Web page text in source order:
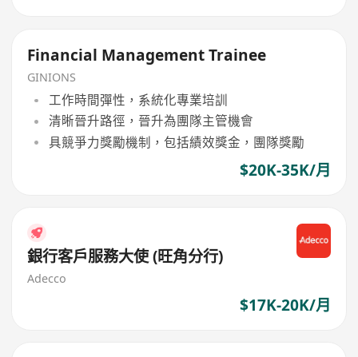
Financial Management Trainee
GINIONS
工作時間彈性，系統化專業培訓
清晰晉升路徑，晉升為團隊主管機會
具競爭力獎勵機制，包括績效獎金，團隊獎勵
$20K-35K/月
銀行客戶服務大使 (旺角分行)
Adecco
$17K-20K/月